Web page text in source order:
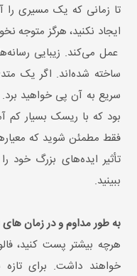
تا زمانی که یک مسیری را
ایجاد نکنید، هرگز متوجه
عمل می‌کند. زیبایی
ساخته شده‌اند. اگر یک
سریع به آن پی خواهید
بود که با ریسک بسیار کم
فقط مطمئن شوید که
تأثیر ایده‌های بزرگ خود
ببینید.
به طور مداوم و در زمان
هرچه بیشتر پست کنید،
خواهند داشت. برای